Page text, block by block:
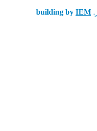
.
building by IEM